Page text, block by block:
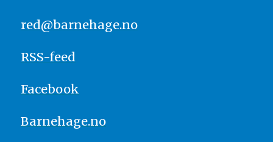
red@barnehage.no
RSS-feed
Facebook
Barnehage.no